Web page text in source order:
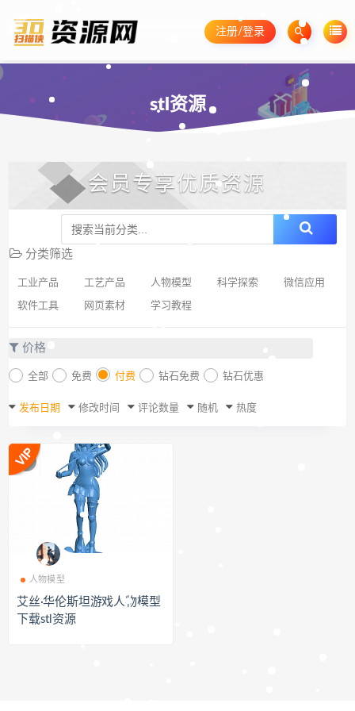
注册/登录
stl资源
会员专享优质资源
分类筛选
工业产品 工艺产品 人物模型 科学探索 微信应用
软件工具 网页素材 学习教程
价格
全部 免费 付费 钻石免费 钻石优惠
发布日期 修改时间 评论数量 随机 热度
人物模型
艾丝·华伦斯坦游戏人物模型
下载stl资源